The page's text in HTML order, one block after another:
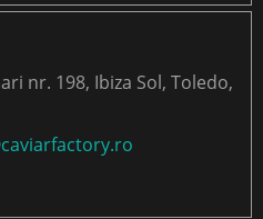
nr. 198, Ibiza Sol, Toledo,